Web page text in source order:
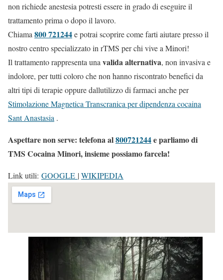
non richiede anestesia potresti essere in grado di eseguire il
trattamento prima o dopo il lavoro.
Chiama 800 721244e potrai scoprire come farti aiutare presso il
nostro centro specializzato in rTMS per chi vive a Minori!
Il trattamento rappresenta una valida alternativa, non invasiva e
indolore, per tutti coloro che non hanno riscontrato benefici da
altri tipi di terapie oppure dallutilizzo di farmaci anche per
Stimolazione Magnetica Transcranica per dipendenza cocaina
Sant Anastasia .
Aspettare non serve: telefona al800721244e parliamo di
TMS Cocaina Minori, insieme possiamo farcela!
Link utili: GOOGLE |WIKIPEDIA